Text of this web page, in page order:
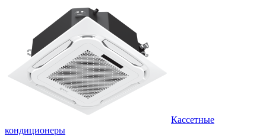
Кассетные
кондиционеры